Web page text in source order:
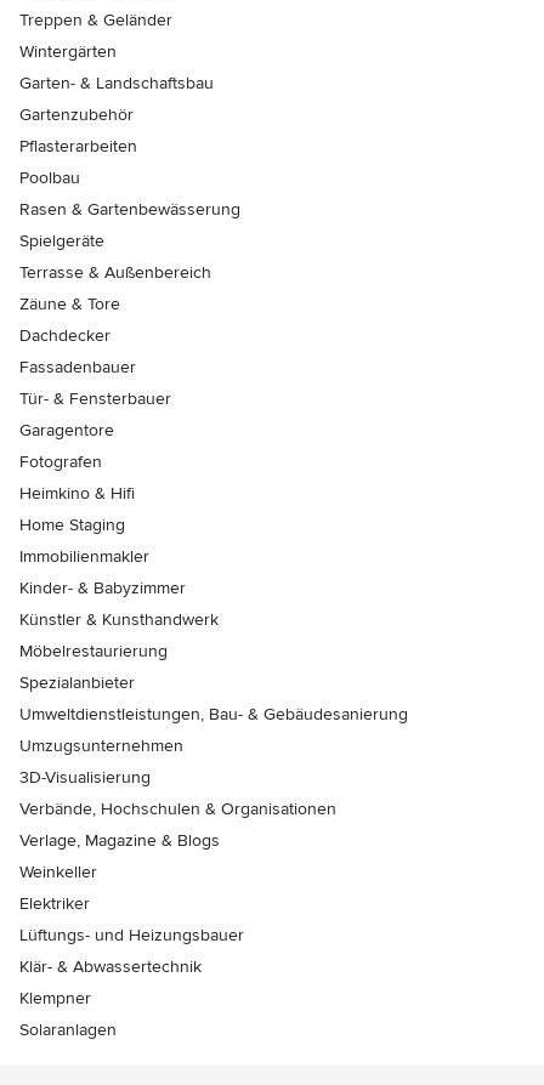
Treppen & Geländer
Wintergärten
Garten- & Landschaftsbau
Gartenzubehör
Pflasterarbeiten
Poolbau
Rasen & Gartenbewässerung
Spielgeräte
Terrasse & Außenbereich
Zäune & Tore
Dachdecker
Fassadenbauer
Tür- & Fensterbauer
Garagentore
Fotografen
Heimkino & Hifi
Home Staging
Immobilienmakler
Kinder- & Babyzimmer
Künstler & Kunsthandwerk
Möbelrestaurierung
Spezialanbieter
Umweltdienstleistungen, Bau- & Gebäudesanierung
Umzugsunternehmen
3D-Visualisierung
Verbände, Hochschulen & Organisationen
Verlage, Magazine & Blogs
Weinkeller
Elektriker
Lüftungs- und Heizungsbauer
Klär- & Abwassertechnik
Klempner
Solaranlagen